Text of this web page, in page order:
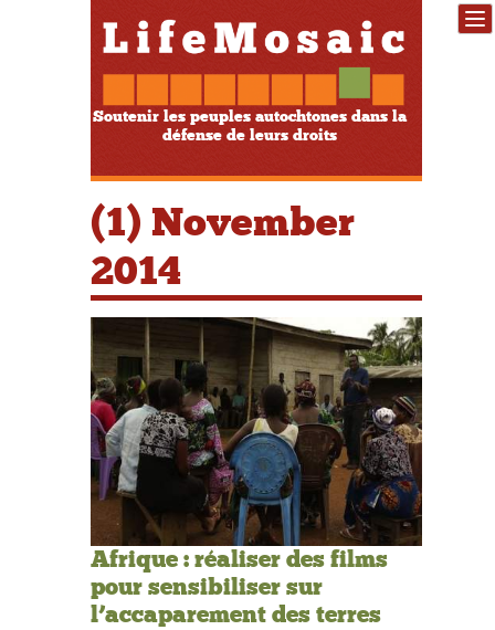
Soutenir les peuples autochtones dans la
défense de leurs droits
(1) November
2014
Afrique : réaliser des films
pour sensibiliser sur
l’accaparement des terres